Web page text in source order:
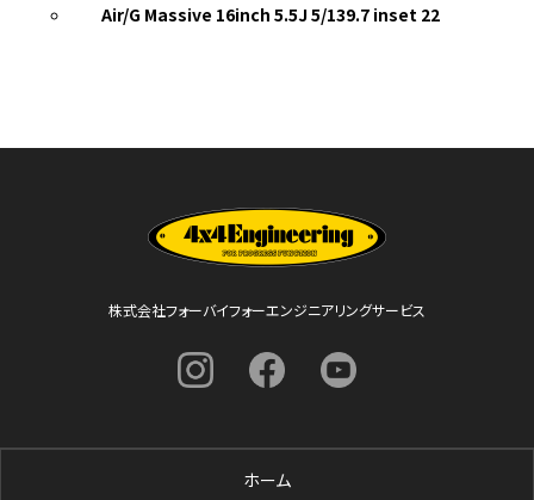
Air/G Massive 16inch 5.5J 5/139.7 inset 22
株式会社フォーバイフォーエンジニアリングサービス
ホーム